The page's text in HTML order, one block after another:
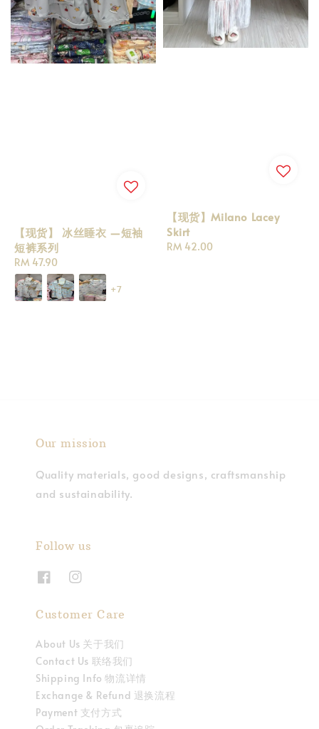
【现货】 冰丝睡衣 —短袖
短裤系列
Regular
price
RM 47.90
+7
【现货】Milano Lacey
Skirt
Regular
RM 42.00
Our mission
Quality materials, good designs, craftsmanship
and sustainability.
Follow us
Customer Care
About Us 关于我们
Contact Us 联络我们
Shipping Info 物流详情
Exchange & Refund 退换流程
Payment 支付方式